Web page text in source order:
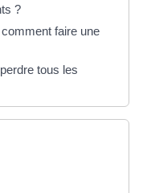
?
faire une
tous les